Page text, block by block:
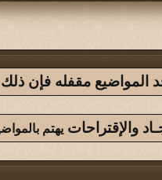
المواضيع مقفله فإن
والإقتراحات يهتم